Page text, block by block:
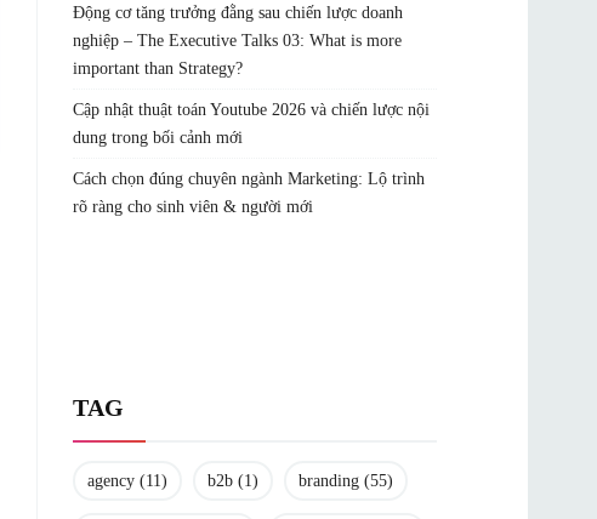
Động cơ tăng trưởng đằng sau chiến lược doanh
nghiệp – The Executive Talks 03: What is more
important than Strategy?
Cập nhật thuật toán Youtube 2026 và chiến lược nội
dung trong bối cảnh mới
Cách chọn đúng chuyên ngành Marketing: Lộ trình
rõ ràng cho sinh viên & người mới
TAG
agency (11) b2b (1) branding (55)